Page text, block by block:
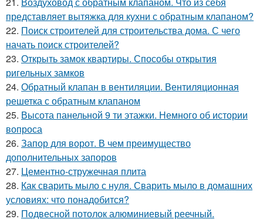
представляет вытяжка для кухни с обратным клапаном?
22. Поиск строителей для строительства дома. С чего
начать поиск строителей?
23. Открыть замок квартиры. Способы открытия
ригельных замков
24. Обратный клапан в вентиляции. Вентиляционная
решетка с обратным клапаном
25. Высота панельной 9 ти этажки. Немного об истории
вопроса
26. Запор для ворот. В чем преимущество
дополнительных запоров
27. Цементно-стружечная плита
28. Как сварить мыло с нуля. Сварить мыло в домашних
условиях: что понадобится?
29. Подвесной потолок алюминиевый реечный.